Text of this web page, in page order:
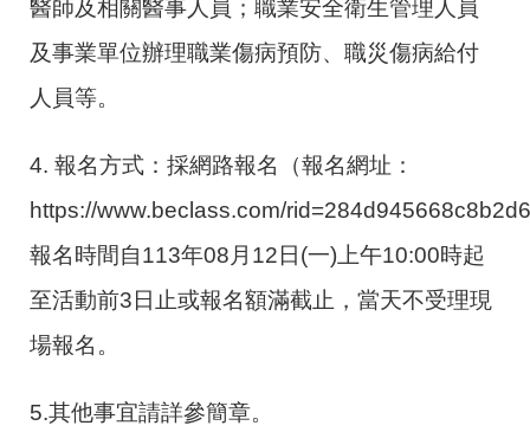
醫師及相關醫事人員；職業安全衛生管理人員
及事業單位辦理職業傷病預防、職災傷病給付
人員等。
4. 報名方式：採網路報名（報名網址：
https://www.beclass.com/
報名時間自113年08月12日(一)上午10:00時起
至活動前3日止或報名額滿截止，當天不受理現
場報名。
5.其他事宜請詳參簡章。